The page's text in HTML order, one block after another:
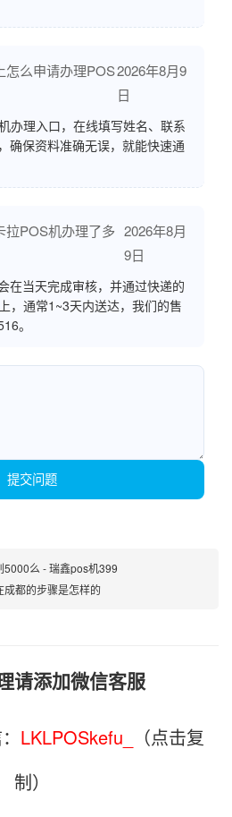
怎么申请办理POS2026年8月9
日
办理入口，在线填写姓名、联系
确保资料准确无误，就能快速通
拉POS机办理了多 2026年8月
9日
在当天完成审核，并通过快递的
，通常1~3天内送达，我们的售
。
提交问题
5000么 - 瑞鑫pos机399
成都的步骤是怎样的
请添加微信客服
LKLPOSkefu_
（点击复
制）